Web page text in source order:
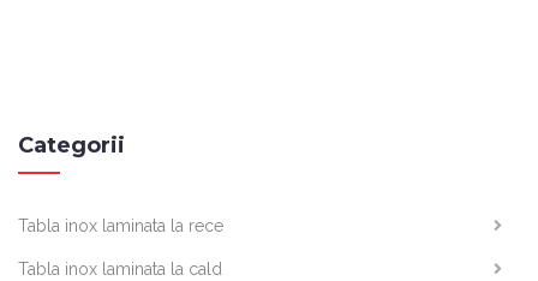
Categorii
Tabla inox laminata la rece
Tabla inox laminata la cald